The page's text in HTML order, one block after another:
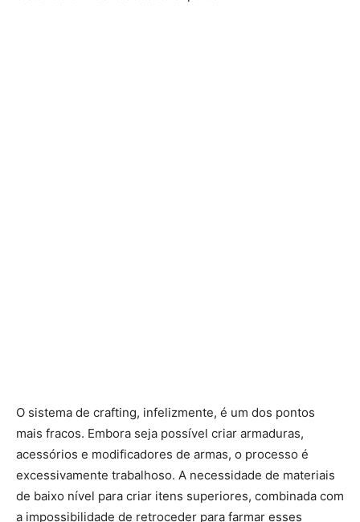
O sistema de crafting, infelizmente, é um dos pontos
mais fracos. Embora seja possível criar armaduras,
acessórios e modificadores de armas, o processo é
excessivamente trabalhoso. A necessidade de materiais
de baixo nível para criar itens superiores, combinada com
a impossibilidade de retroceder para farmar esses